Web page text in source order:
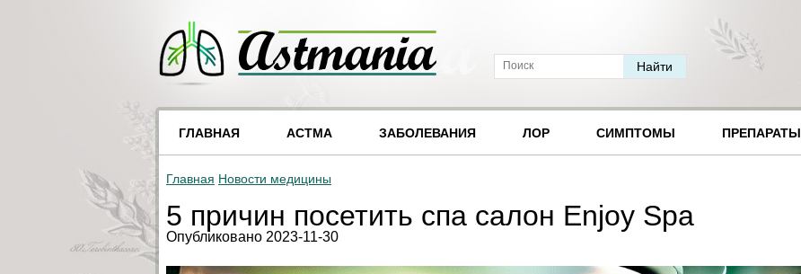
ГЛАВНАЯ АСТМА ЗАБОЛЕВАНИЯ ЛОР СИМПТОМЫ ПРЕПАРАТЫ
Главная Новости медицины
5 причин посетить спа салон Enjoy Spa
Опубликовано 2023-11-30